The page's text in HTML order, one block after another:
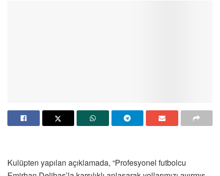
Kulüpten yapılan açıklamada, “Profesyonel futbolcu